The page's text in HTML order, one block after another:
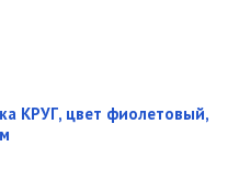
КРУГ, цвет фиолетовый,